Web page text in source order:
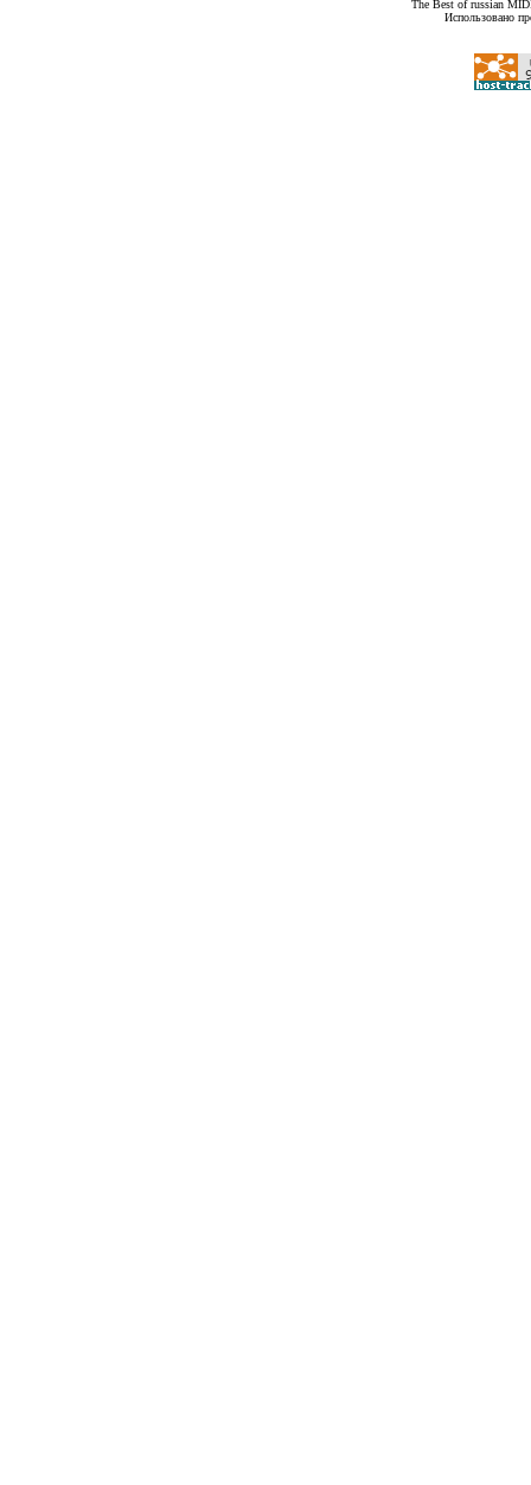
The Best of russian
Использовано